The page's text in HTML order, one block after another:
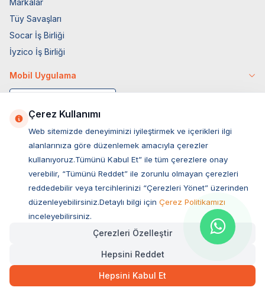
1.769,00TL Hızlı Teslimat
SEPETE EKLE
Tüy Savaşları
Socar İş Birliği
İyzico İş Birliği
Mobil Uygulama
Müşteri Hizmetleri
Sıkça Sorulan Sorular
Ovacık Mah. Hacıoğlu Sok. No:13 Başiskele / KOCAELİ
Müşteri Destek Hattı
Çerez Kullanımı
Web sitemizde deneyiminizi iyileştirmek ve içerikleri ilgi
alanlarınıza göre düzenlemek amacıyla çerezler
kullanıyoruz.Tümünü Kabul Et” ile tüm çerezlere onay
verebilir, “Tümünü Reddet” ile zorunlu olmayan çerezleri
reddedebilir veya tercihlerinizi “Çerezleri Yönet” üzerinden
düzenleyebilirsiniz.Detaylı bilgi için Çerez Politikamızı
inceleyebilirsiniz.
Çerezleri Özelleştir
Hepsini Reddet
Hepsini Kabul Et